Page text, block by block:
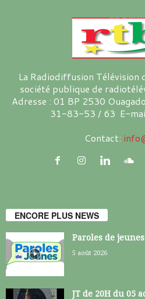
La Radiodiffusion Télévision
société publique de
Adresse : 01 BP 2530
31-83-53 / 63 E-
Contact:
ENCORE PLUS NEWS
Paroles de
5 août 2026
JT de 20H du 05